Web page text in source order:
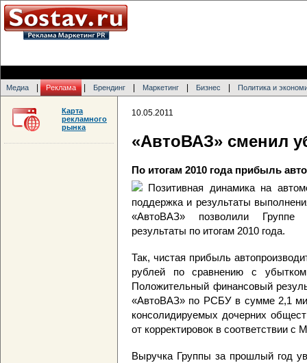
Медиа Реклама Брендинг Маркетинг Бизнес Политика и
10.05.2011
«АвтоВАЗ» сменил
По итогам 2010 года прибыль
Позитивная динамика на
поддержка и результаты
«АвтоВАЗ» позволили Группе
результаты по итогам 2010 года.
Так, чистая прибыль
рублей по сравнению с
Положительный финансовый
«АвтоВАЗ» по РСБУ в сумме 2,1
консолидируемых дочерних
от корректировок в соответствии
Выручка Группы за прошлый год
Карта
рекламного
рынка